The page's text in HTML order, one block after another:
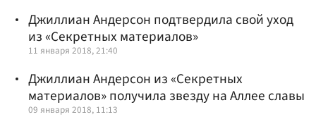
Джиллиан Андерсон подтвердила свой уход
из «Секретных материалов»
11 января 2018, 21:40
Джиллиан Андерсон из «Секретных
материалов» получила звезду на Аллее славы
09 января 2018, 11:13